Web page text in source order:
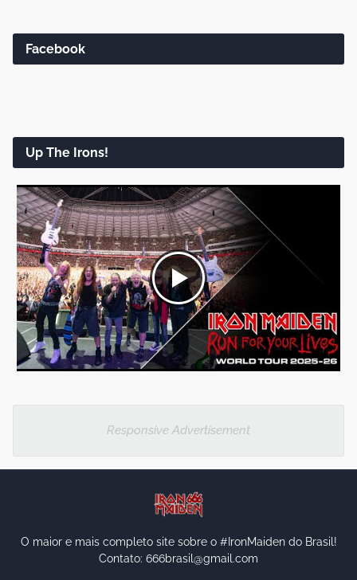
Facebook
Up The Irons!
Responsive Advertisement
O maior e mais completo site sobre o #IronMaiden do Brasil!
Contato: 666brasil@gmail.com